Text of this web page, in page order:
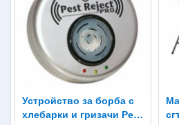
Устройство за борба с
хлебарки и гризачи Pest